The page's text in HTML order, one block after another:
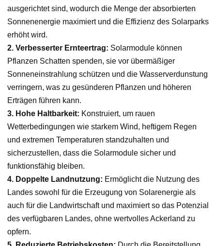
ausgerichtet sind, wodurch die Menge der absorbierten
Sonnenenergie maximiert und die Effizienz des Solarparks
erhöht wird.
2. Verbesserter Ernteertrag: Solarmodule können
Pflanzen Schatten spenden, sie vor übermäßiger
Sonneneinstrahlung schützen und die Wasserverdunstung
verringern, was zu gesünderen Pflanzen und höheren
Erträgen führen kann.
3. Hohe Haltbarkeit: Konstruiert, um rauen
Wetterbedingungen wie starkem Wind, heftigem Regen
und extremen Temperaturen standzuhalten und
sicherzustellen, dass die Solarmodule sicher und
funktionsfähig bleiben.
4. Doppelte Landnutzung: Ermöglicht die Nutzung des
Landes sowohl für die Erzeugung von Solarenergie als
auch für die Landwirtschaft und maximiert so das Potenzial
des verfügbaren Landes, ohne wertvolles Ackerland zu
opfern.